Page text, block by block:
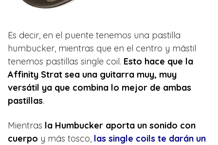
Es decir, en el puente tenemos una pastilla
humbucker, mientras que en el centro y mástil
tenemos pastillas single coil. Esto hace que la
Affinity Strat sea una guitarra muy, muy
versátil ya que combina lo mejor de ambas
pastillas.
Mientras la Humbucker aporta un sonido con
cuerpo y más tosco, las single coils te darán un